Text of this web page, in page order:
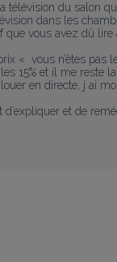
télévision du
dans les
vous avez dû
«  vous n’êtes
15% et il me reste
en directe, j ai
et de